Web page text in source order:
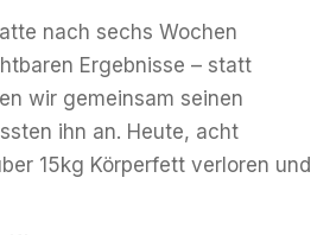
nach sechs Wochen
Ergebnisse – statt
wir gemeinsam seinen
ihn an. Heute, acht
15kg Körperfett verloren und